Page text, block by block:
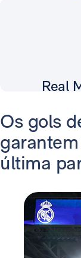
Real
Os gols
última